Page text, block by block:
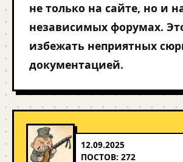
не только на сайте, но и
независимых форумах.
избежать неприятных
документацией.
12.09.2025
ПОСТОВ: 272